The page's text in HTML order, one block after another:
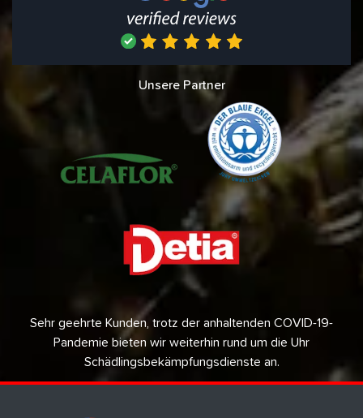
Unsere Partner
Sehr geehrte Kunden, trotz der anhaltenden COVID-19-
Pandemie bieten wir weiterhin rund um die Uhr
Schädlingsbekämpfungsdienste an.